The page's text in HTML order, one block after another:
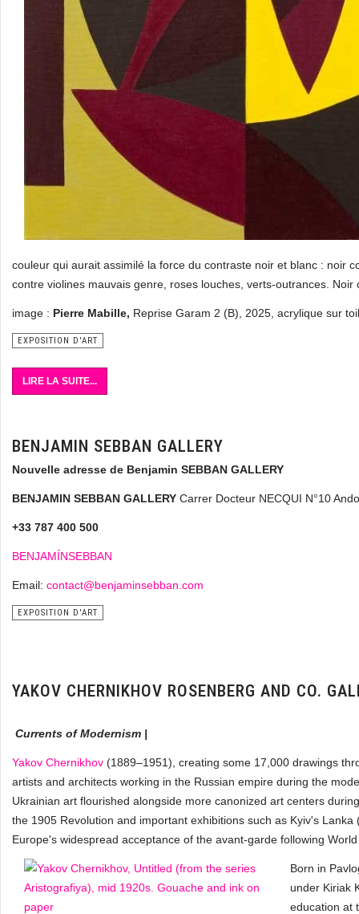
couleur qui aurait assimilé la force du contraste noir et blanc : noir
contre violines mauvais genre, roses louches, verts-outrances.
image : Pierre Mabille, Reprise Garam 2 (B), 2025, acrylique sur
EXPOSITION D'ART
LIRE LA SUITE...
BENJAMIN SEBBAN GALLERY
Nouvelle adresse de Benjamin SEBBAN GALLERY
BENJAMIN SEBBAN GALLERY Carrer Docteur NECQUI N°10
+33 787 400 500
BENJAMÍNSEBBAN
Email: contact@benjaminsebban.com
EXPOSITION D'ART
YAKOV CHERNIKHOV ROSENBERG AND CO.
Currents of Modernism |
Yakov Chernikhov (1889–1951), creating some 17,000 drawings
artists and architects working in the Russian empire during the
Ukrainian art flourished alongside more canonized art centers
the 1905 Revolution and important exhibitions such as Kyiv's
Europe's widespread acceptance of the avant-garde following
Born in
under Kiriak
education at